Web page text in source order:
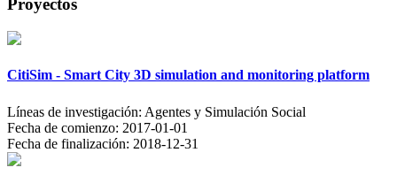
Proyectos
CitiSim - Smart City 3D simulation and monitoring platform
Líneas de investigación: Agentes y Simulación Social
Fecha de comienzo: 2017-01-01
Fecha de finalización: 2018-12-31